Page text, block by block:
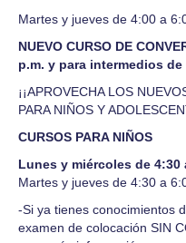
Martes y jueves de 4:00 a
NUEVO CURSO DE
p.m. y para intermedios de
¡¡APROVECHA LOS
PARA NIÑOS Y
CURSOS PARA NIÑOS
Lunes y miércoles de 4:30
Martes y jueves de 4:30 a
-Si ya tienes conocimientos
examen de colocación SIN